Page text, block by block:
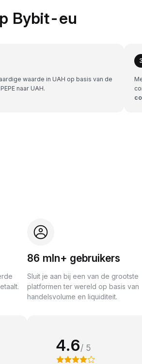
Bybit-eu
waarde in UAH op basis van de
naar UAH.
86 mln+ gebruikers
Sluit je aan bij een van de grootste
platformen ter wereld op basis van
handelsvolume en liquiditeit.
4.6/ 5